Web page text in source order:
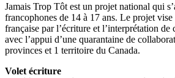
Jamais Trop Tôt est un projet national qui
francophones de 14 à 17 ans. Le projet
française par l’écriture et l’interprétation de
avec l’appui d’une quarantaine de
provinces et 1 territoire du Canada.
Volet écriture